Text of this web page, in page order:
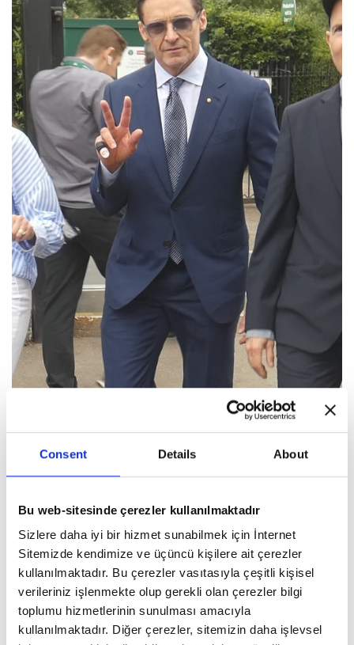
Consent Details About
Bu web-sitesinde çerezler kullanılmaktadır
Sizlere daha iyi bir hizmet sunabilmek için İnternet
Sitemizde kendimize ve üçüncü kişilere ait çerezler
kullanılmaktadır. Bu çerezler vasıtasıyla çeşitli kişisel
verileriniz işlenmekte olup gerekli olan çerezler bilgi
toplumu hizmetlerinin sunulması amacıyla
kullanılmaktadır. Diğer çerezler, sitemizin daha işlevsel